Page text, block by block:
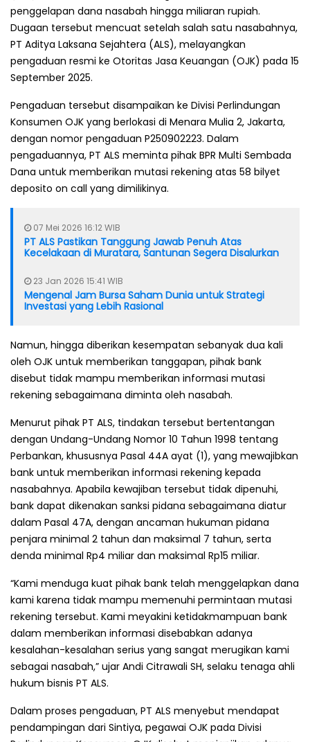
penggelapan dana nasabah hingga miliaran rupiah.
Dugaan tersebut mencuat setelah salah satu nasabahnya,
PT Aditya Laksana Sejahtera (ALS), melayangkan
pengaduan resmi ke Otoritas Jasa Keuangan (OJK) pada 15
September 2025.
Pengaduan tersebut disampaikan ke Divisi Perlindungan
Konsumen OJK yang berlokasi di Menara Mulia 2, Jakarta,
dengan nomor pengaduan P250902223. Dalam
pengaduannya, PT ALS meminta pihak BPR Multi Sembada
Dana untuk memberikan mutasi rekening atas 58 bilyet
deposito on call yang dimilikinya.
07 Mei 2026 16:12 WIB
PT ALS Pastikan Tanggung Jawab Penuh Atas
Kecelakaan di Muratara, Santunan Segera Disalurkan
23 Jan 2026 15:41 WIB
Mengenal Jam Bursa Saham Dunia untuk Strategi
Investasi yang Lebih Rasional
Namun, hingga diberikan kesempatan sebanyak dua kali
oleh OJK untuk memberikan tanggapan, pihak bank
disebut tidak mampu memberikan informasi mutasi
rekening sebagaimana diminta oleh nasabah.
Menurut pihak PT ALS, tindakan tersebut bertentangan
dengan Undang-Undang Nomor 10 Tahun 1998 tentang
Perbankan, khususnya Pasal 44A ayat (1), yang mewajibkan
bank untuk memberikan informasi rekening kepada
nasabahnya. Apabila kewajiban tersebut tidak dipenuhi,
bank dapat dikenakan sanksi pidana sebagaimana diatur
dalam Pasal 47A, dengan ancaman hukuman pidana
penjara minimal 2 tahun dan maksimal 7 tahun, serta
denda minimal Rp4 miliar dan maksimal Rp15 miliar.
“Kami menduga kuat pihak bank telah menggelapkan dana
kami karena tidak mampu memenuhi permintaan mutasi
rekening tersebut. Kami meyakini ketidakmampuan bank
dalam memberikan informasi disebabkan adanya
kesalahan-kesalahan serius yang sangat merugikan kami
sebagai nasabah,” ujar Andi Citrawali SH, selaku tenaga ahli
hukum bisnis PT ALS.
Dalam proses pengaduan, PT ALS menyebut mendapat
pendampingan dari Sintiya, pegawai OJK pada Divisi